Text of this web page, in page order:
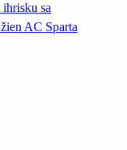
sa
AC Sparta